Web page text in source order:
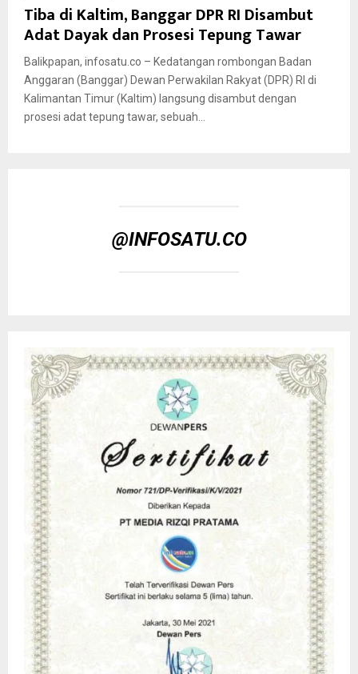
Tiba di Kaltim, Banggar DPR RI Disambut
Adat Dayak dan Prosesi Tepung Tawar
Balikpapan, infosatu.co – Kedatangan rombongan Badan
Anggaran (Banggar) Dewan Perwakilan Rakyat (DPR) RI di
Kalimantan Timur (Kaltim) langsung disambut dengan
prosesi adat tepung tawar, sebuah...
@INFOSATU.CO